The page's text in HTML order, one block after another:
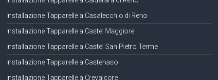
Installazione Tapparelle a Casalecchio di Reno
Installazione Tapparelle a Castel Maggiore
Installazione Tapparelle a Castel San Pietro Terme
Installazione Tapparelle a Castenaso
Installazione Tapparelle a Crevalcore